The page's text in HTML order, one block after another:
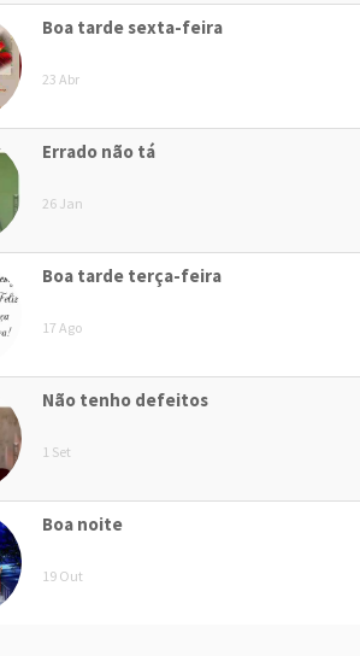
Boa tarde sexta-feira
23 Abr
Errado não tá
26 Jan
Boa tarde terça-feira
17 Ago
Não tenho defeitos
1 Set
Boa noite
19 Out